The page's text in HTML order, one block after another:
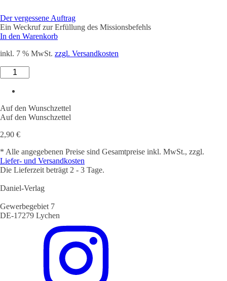
Der vergessene Auftrag
Ein Weckruf zur Erfüllung des Missionsbefehls
In den Warenkorb
inkl. 7 % MwSt. zzgl. Versandkosten
vergessene
Auftrag
Auf den Wunschzettel
Auf den Wunschzettel
2,90 €
* Alle angegebenen Preise sind Gesamtpreise inkl. MwSt., zzgl.
Liefer- und Versandkosten
Die Lieferzeit beträgt 2 - 3 Tage.
Daniel-Verlag
Gewerbegebiet 7
DE-17279 Lychen